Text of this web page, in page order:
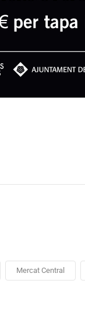
Mercat Central